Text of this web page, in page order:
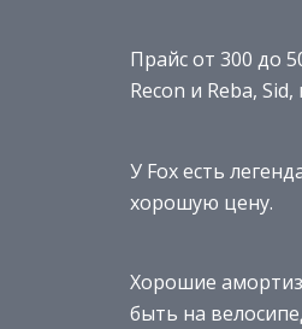
Прайс от 300 до
Recon и Reba,
У Fox есть
хорошую цену.
Хорошие
быть на